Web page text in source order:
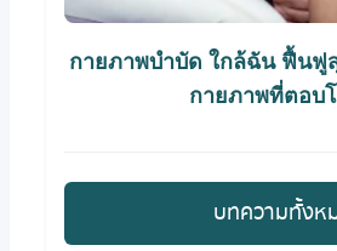
กายภาพบําบัด ใกล้ฉัน ฟื้นฟู
กายภาพที่ตอบ
บทความทั้งห